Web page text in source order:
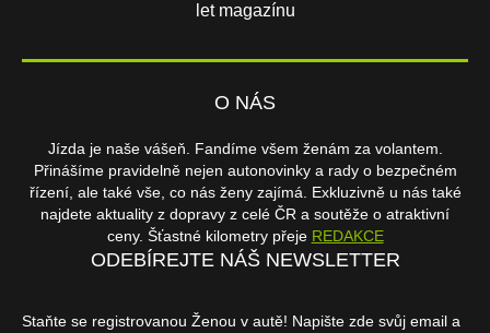
let magazínu
O NÁS
Jízda je naše vášeň. Fandíme všem ženám za volantem.
Přinášíme pravidelně nejen autonovinky a rady o bezpečném
řízení, ale také vše, co nás ženy zajímá. Exkluzivně u nás také
najdete aktuality z dopravy z celé ČR a soutěže o atraktivní
ceny. Šťastné kilometry přeje REDAKCE
ODEBÍREJTE NÁŠ NEWSLETTER
Staňte se registrovanou Ženou v autě! Napište zde svůj email a